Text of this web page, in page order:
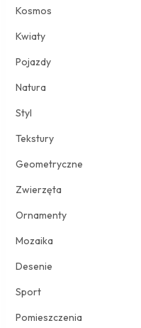
Kosmos
Kwiaty
Pojazdy
Natura
Styl
Tekstury
Geometryczne
Zwierzęta
Ornamenty
Mozaika
Desenie
Sport
Pomieszczenia